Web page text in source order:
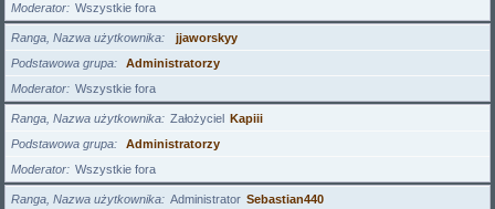
Moderator
Wszystkie fora
Ranga, Nazwa użytkownika
jjaworskyy
Podstawowa grupa
Administratorzy
Moderator
Wszystkie fora
Ranga, Nazwa użytkownika Założyciel Kapiii
Podstawowa grupa
Administratorzy
Moderator
Wszystkie fora
Ranga, Nazwa użytkownika Administrator Sebastian440